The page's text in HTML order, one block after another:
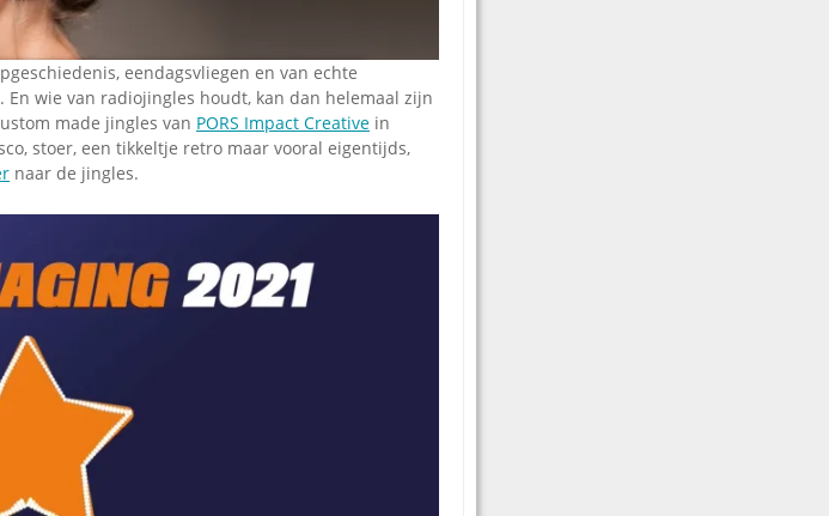
Klaas
eendagsvliegen en van echte
En wie van radiojingles houdt, kan dan helemaal zijn
made jingles van PORS Impact Creative in
stoer, een tikkeltje retro maar vooral eigentijds,
naar de jingles.